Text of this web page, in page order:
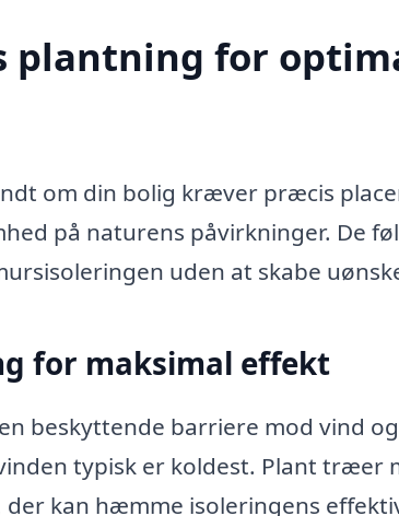
plantning for
om din bolig kræver præcis
på naturens påvirkninger. De
uden at skabe
for maksimal effekt
beskyttende barriere mod vind
typisk er koldest. Plant træer
kan hæmme isoleringens